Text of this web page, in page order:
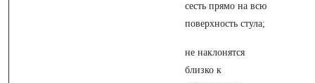
сесть прямо на всю
поверхность стула;
не наклонятся
близко к